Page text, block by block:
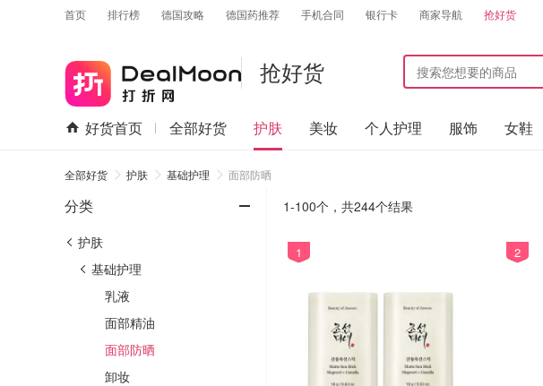
首页 排行榜 德国攻略 德国药推荐 手机合同 银行卡 商家导航 抢好货
抢好货
好货首页 全部好货 护肤 美妆 个人护理 服饰 女鞋
全部好货 护肤 基础护理 面部防晒
分类
护肤
基础护理
乳液
面部精油
面部防晒
卸妆
1-100个， 共244个结果
1 2